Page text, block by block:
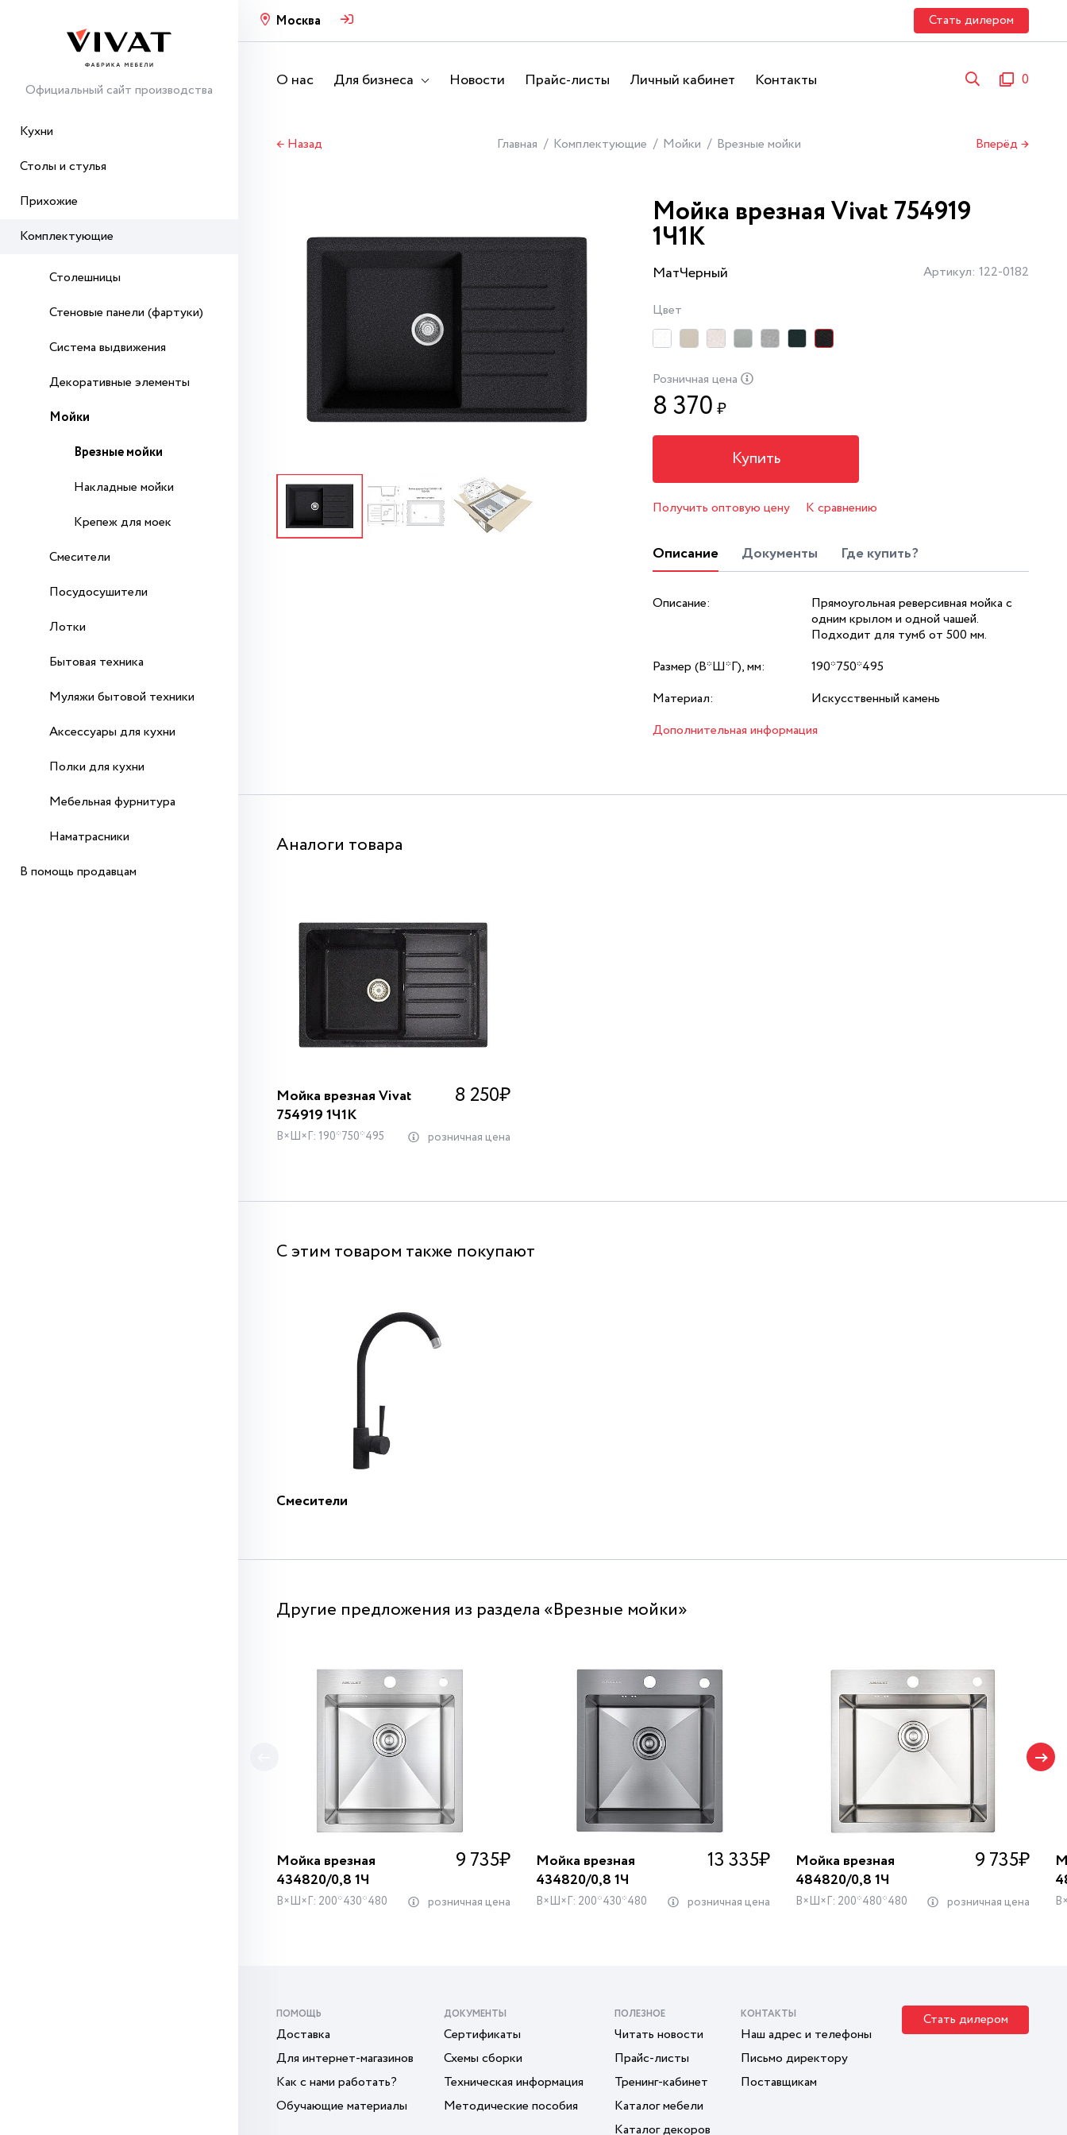
Официальный сайт производства
Кухни
Столы и стулья
Прихожие
Комплектующие
Столешницы
Стеновые панели (фартуки)
Система выдвижения
Декоративные элементы
Мойки
Врезные мойки
Накладные мойки
Крепеж для моек
Смесители
Посудосушители
Лотки
Бытовая техника
Муляжи бытовой техники
Аксессуары для кухни
Полки для кухни
Мебельная фурнитура
Наматрасники
В помощь продавцам
Москва Стать дилером
О нас Для бизнеса Новости Прайс-листы Личный кабинет Контакты 0
← Назад Главная Комплектующие Мойки Врезные мойки Вперёд →
Мойка врезная Vivat 754919
1Ч1К
МатЧерный Артикул: 122-0182
Цвет
Розничная цена
8 370 ₽
Купить
Получить оптовую цену К сравнению
Описание Документы Где купить?
Описание:
Прямоугольная реверсивная мойка с
одним крылом и одной чашей.
Подходит для тумб от 500 мм.
Размер (В*Ш*Г), мм:
190*750*495
Материал:
Искусственный камень
Дополнительная информация
Аналоги товара
Мойка врезная Vivat
754919 1Ч1К
8 250₽
В×Ш×Г: 190*750*495 розничная цена
С этим товаром также покупают
Смесители
Другие предложения из раздела «Врезные мойки»
Мойка врезная
434820/0,8 1Ч
9 735₽
В×Ш×Г: 200*430*480 розничная цена
Мойка врезная
434820/0,8 1Ч
13 335₽
В×Ш×Г: 200*430*480 розничная цена
Мойка врезная
484820/0,8 1Ч
9 735₽
В×Ш×Г: 200*480*480 розничная цена
ПОМОЩЬ
Доставка
Для интернет-магазинов
Как с нами работать?
Обучающие материалы
ДОКУМЕНТЫ
Сертификаты
Схемы сборки
Техническая информация
Методические пособия
ПОЛЕЗНОЕ
Читать новости
Прайс-листы
Тренинг-кабинет
Каталог мебели
Каталог декоров
КОНТАКТЫ
Наш адрес и телефоны
Письмо директору
Поставщикам
Стать дилером